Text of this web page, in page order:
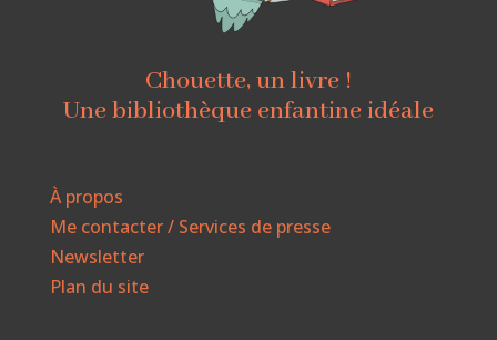
Chouette, un livre !
Une bibliothèque enfantine idéale
À propos
Me contacter / Services de presse
Newsletter
Plan du site